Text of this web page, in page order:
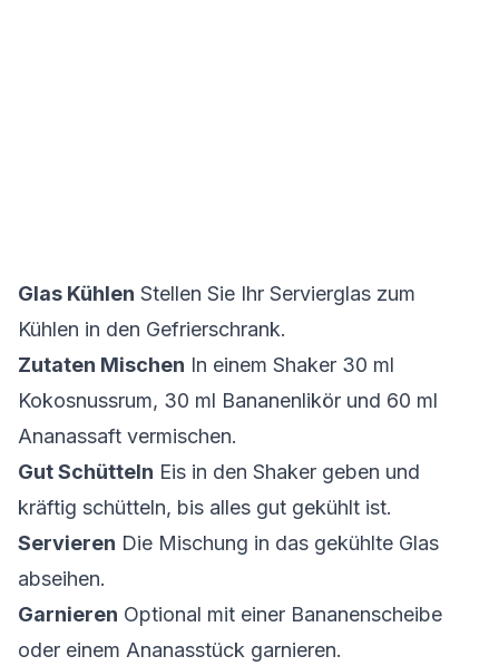
Glas Kühlen Stellen Sie Ihr Servierglas zum
Kühlen in den Gefrierschrank.
Zutaten Mischen In einem Shaker 30 ml
Kokosnussrum, 30 ml Bananenlikör und 60 ml
Ananassaft vermischen.
Gut Schütteln Eis in den Shaker geben und
kräftig schütteln, bis alles gut gekühlt ist.
Servieren Die Mischung in das gekühlte Glas
abseihen.
Garnieren Optional mit einer Bananenscheibe
oder einem Ananasstück garnieren.